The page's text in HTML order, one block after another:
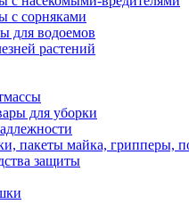
с сорняками
для водоемов
растений
для уборки
пакеты майка, грипперы,
защиты